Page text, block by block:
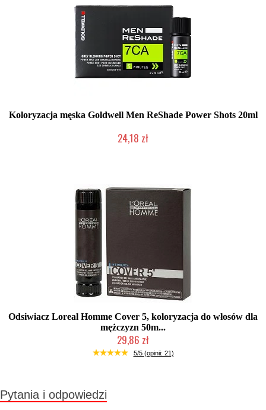
Koloryzacja męska Goldwell Men ReShade Power Shots 20ml
24,18 zł
Odsiwiacz Loreal Homme Cover 5, koloryzacja do włosów dla
mężczyzn 50m...
29,86 zł
Produkt wycofany
5/5 (opinii: 21)
Pytania i odpowiedzi